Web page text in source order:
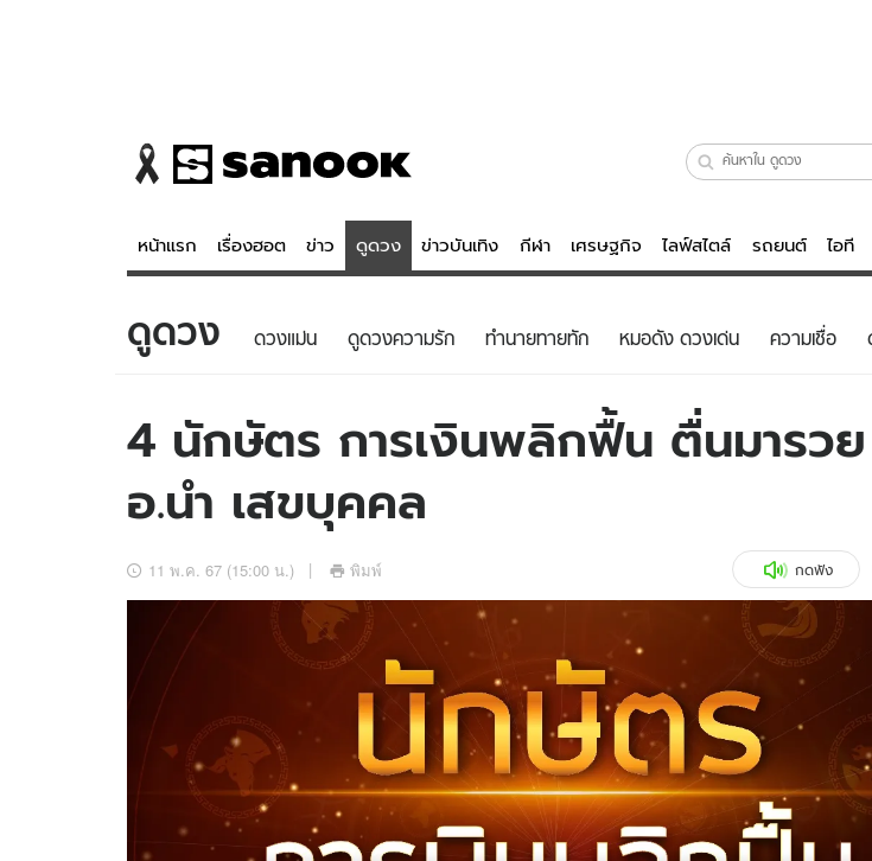
หน้าแรก เรื่องฮอต ข่าว ดูดวง ข่าวบันเทิง กีฬา เศรษฐกิจ ไลฟ์สไตล์ รถยนต์ ไอที
ข่าว
ข่าวบันเทิง
ข่าวกีฬา
ข่าวเศรษฐกิจ
อัปเดตจีน
เช็กข่าวชัวร์
ดูดวง - ตรวจหวย
สถิติหวยไทย
ไลฟ์สไตล์
ผู้ชาย
วัยรุ่น
สุขภาพ
เที่ยว-กิน
Tasteful Thailand
Sanook Choice
ดาวน์โหลดสนุกแอปฟรี ติดตามสนุกโซเชียลได้ที่
ดูดวง ดวงแม่น ดูดวงความรัก ทํานายทายทัก หมอดัง ดวงเด่น ความเชื่อ
4 นักษัตร การเงินพลิกฟื้น ตื่นมารว
อ.นำ เสขบุคคล
11 พ.ค. 67 (15:00 น.) พิมพ์ กดฟัง